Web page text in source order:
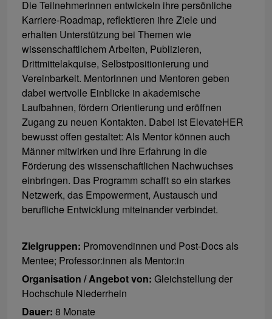
Die Teilnehmerinnen entwickeln ihre persönliche
Karriere-Roadmap, reflektieren ihre Ziele und
erhalten Unterstützung bei Themen wie
wissenschaftlichem Arbeiten, Publizieren,
Drittmittelakquise, Selbstpositionierung und
Vereinbarkeit. Mentorinnen und Mentoren geben
dabei wertvolle Einblicke in akademische
Laufbahnen, fördern Orientierung und eröffnen
Zugang zu neuen Kontakten. Dabei ist ElevateHER
bewusst offen gestaltet: Als Mentor können auch
Männer mitwirken und ihre Erfahrung in die
Förderung des wissenschaftlichen Nachwuchses
einbringen. Das Programm schafft so ein starkes
Netzwerk, das Empowerment, Austausch und
berufliche Entwicklung miteinander verbindet.
Zielgruppen: Promovendinnen und Post-Docs als
Mentee; Professor:innen als Mentor:in
Organisation / Angebot von: Gleichstellung der
Hochschule Niederrhein
Dauer: 8 Monate